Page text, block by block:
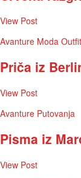
View Post
Avanture Moda
Priča iz
View Post
Avanture Putovanja
Pisma iz
View Post